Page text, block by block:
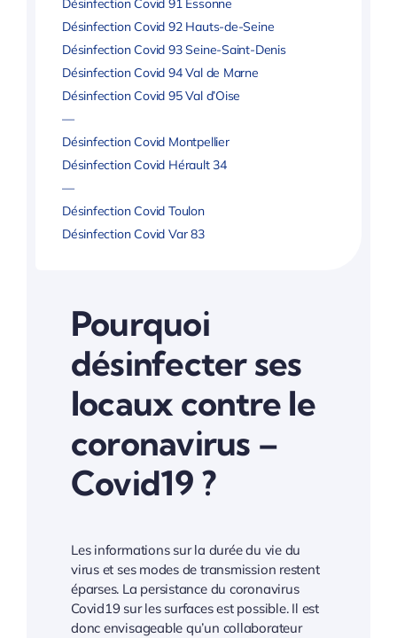
Désinfection Covid 91 Essonne
Désinfection Covid 92 Hauts-de-Seine
Désinfection Covid 93 Seine-Saint-Denis
Désinfection Covid 94 Val de Marne
Désinfection Covid 95 Val d’Oise
—
Désinfection Covid Montpellier
Désinfection Covid Hérault 34
—
Désinfection Covid Toulon
Désinfection Covid Var 83
Pourquoi
désinfecter ses
locaux contre le
coronavirus –
Covid19 ?
Les informations sur la durée du vie du
virus et ses modes de transmission restent
éparses. La persistance du coronavirus
Covid19 sur les surfaces est possible. Il est
donc envisageable qu’un collaborateur